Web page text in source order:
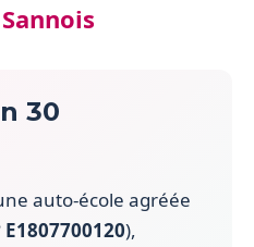
30
auto-école agréée
E1807700120),